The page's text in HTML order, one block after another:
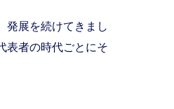
発展を続けてきまし
表者の時代ごとにそ